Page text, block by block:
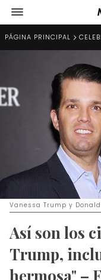
PÁGINA PRINCIPAL
Vanessa Trump y
Así son los
Trump,
hermosa" –